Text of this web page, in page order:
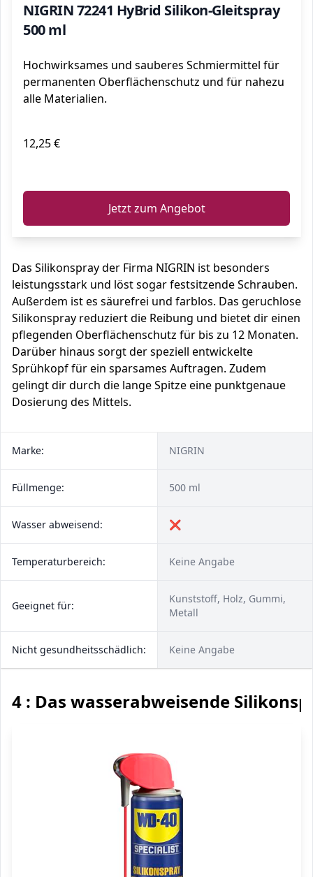
NIGRIN 72241 HyBrid Silikon-Gleitspray
500 ml
Hochwirksames und sauberes Schmiermittel für
permanenten Oberflächenschutz und für nahezu
alle Materialien.
12,25 €
Jetzt zum Angebot
Das Silikonspray der Firma NIGRIN ist besonders
leistungsstark und löst sogar festsitzende Schrauben.
Außerdem ist es säurefrei und farblos. Das geruchlose
Silikonspray reduziert die Reibung und bietet dir einen
pflegenden Oberflächenschutz für bis zu 12 Monaten.
Darüber hinaus sorgt der speziell entwickelte
Sprühkopf für ein sparsames Auftragen. Zudem
gelingt dir durch die lange Spitze eine punktgenaue
Dosierung des Mittels.
Marke: NIGRIN
Füllmenge: 500 ml
Wasser abweisend: ❌
Temperaturbereich: Keine Angabe
Geeignet für:
Kunststoff, Holz, Gummi,
Metall
Nicht gesundheitsschädlich: Keine Angabe
4 : Das wasserabweisende